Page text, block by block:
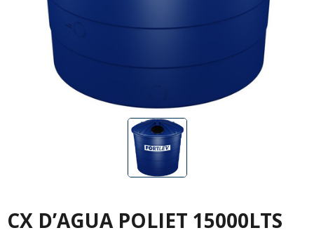
CX D’AGUA POLIET 15000LTS